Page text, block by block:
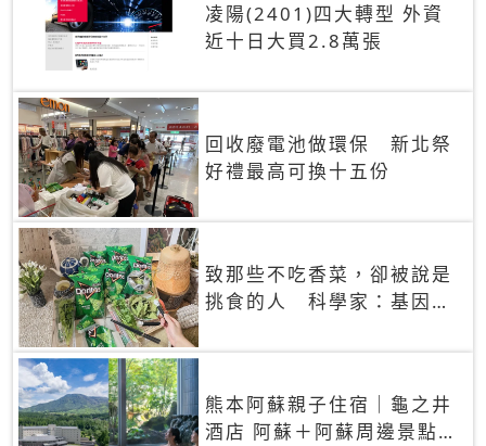
凌陽(2401)四大轉型 外資
近十日大買2.8萬張
回收廢電池做環保 新北祭
好禮最高可換十五份
致那些不吃香菜，卻被說是
挑食的人 科學家：基因決
熊本阿蘇親子住宿｜龜之井
酒店 阿蘇＋阿蘇周邊景點一